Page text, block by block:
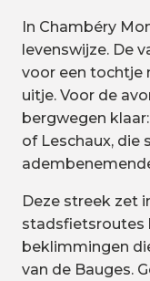
In Chambéry
levenswijze. De
voor een tochtje
uitje. Voor de
bergwegen
of Leschaux, die
Deze streek zet
stadsfietsroutes
beklimmingen
van de Bauges.